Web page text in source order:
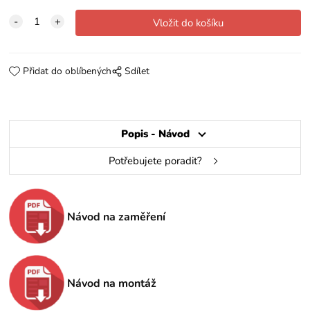
Přidat do oblíbených Sdílet
Popis - Návod
Potřebujete poradit?
Návod na zaměření
Návod na montáž